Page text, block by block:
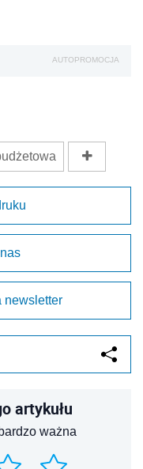
AUTOPROMOCJA
newsletter
artykułu
ważna